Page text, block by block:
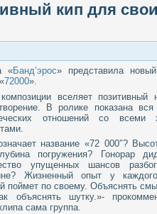
кип для
«Банд’эрос» представила
72000».
вселяет позитивный
В ролике показана вся
отношений со всеми
название «72 000″?
погружения? Гонорар
упущенных шансов
Жизненный опыт у
поймет по своему. Объяснять
объяснять шутку.»-
сама группа.